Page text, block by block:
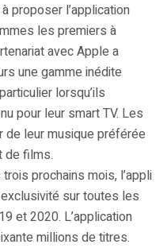
proposer l’application
les premiers à
avec Apple a
une gamme inédite
lorsqu’ils
pour leur smart TV. Les
leur musique préférée
de films.
prochains mois, l’appli
sur toutes les
et 2020. L’application
millions de titres.